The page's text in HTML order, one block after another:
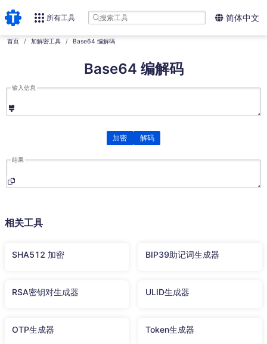
所有工具 简体中文
首页 加解密工具 Base64 编解码
Base64 编解码
输入信息
加密 解码
结果
相关工具
SHA512 加密 BIP39助记词生成器
RSA密钥对生成器 ULID生成器
OTP生成器 Token生成器